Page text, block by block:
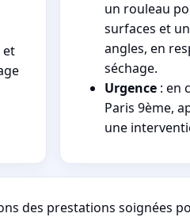
et
un rouleau
surfaces et
angles, en
séchage.
Urgence : en
Paris 9ème,
une
des prestations soignées